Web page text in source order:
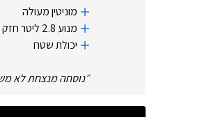
מוניטין מעולה
מנוע 2.8 ליטר חזק
יכולת שטח
״נוסחה מנצחת לא